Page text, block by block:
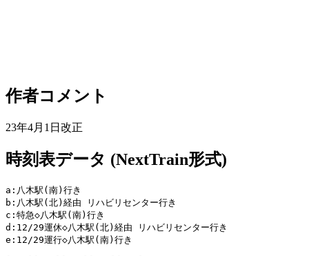
作者コメント
23年4月1日改正
時刻表データ (NextTrain形式)
a:八木駅(南)行き
b:八木駅(北)経由 リハビリセンター行き
c:特急◇八木駅(南)行き
d:12/29運休◇八木駅(北)経由 リハビリセンター行き
e:12/29運行◇八木駅(南)行き